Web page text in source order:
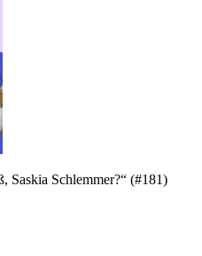
Saskia Schlemmer?“ (#181)